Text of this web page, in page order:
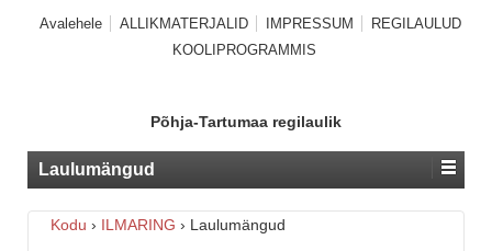
Avalehele ALLIKMATERJALID IMPRESSUM
REGILAULUD
KOOLIPROGRAMMIS
Põhja-Tartumaa regilaulik
Laulumängud
Kodu › ILMARING › Laulumängud